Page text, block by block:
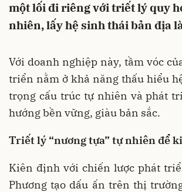
một lối đi riêng với triết lý quy
nhiên, lấy hệ sinh thái bản địa
Với doanh nghiệp này, tầm vóc
triển nằm ở khả năng thấu hiểu
trọng cấu trúc tự nhiên và phát
hướng bền vững, giàu bản sắc.
Triết lý “nương tựa” tự nhiênđể
Kiên định với chiến lược phát
Phương tạo dấu ấn trên thị